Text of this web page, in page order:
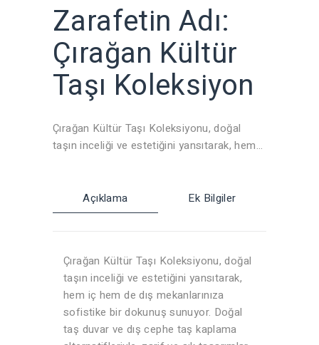
Zarafetin Adı:
Çırağan Kültür
Taşı Koleksiyon
Çırağan Kültür Taşı Koleksiyonu, doğal
taşın inceliği ve estetiğini yansıtarak, hem
cephe taş kaplama alternatifleriyle, zarif ve
şık tasarımlar sunan bu koleksiyon, her
cephe seçeneklerimizle, modern ve klasik
mekanlarınızı zenginleştirmeye hazırız.
Açıklama Ek Bilgiler
Çırağan Kültür Taşı Koleksiyonu, doğal
taşın inceliği ve estetiğini yansıtarak,
hem iç hem de dış mekanlarınıza
sofistike bir dokunuş sunuyor. Doğal
taş duvar ve dış cephe taş kaplama